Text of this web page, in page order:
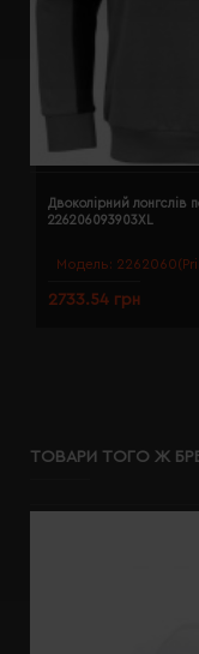
Модель:
Двоколірний лонгслів
226206093903XL
2733.54 грн
ТОВАРИ ТОГО Ж